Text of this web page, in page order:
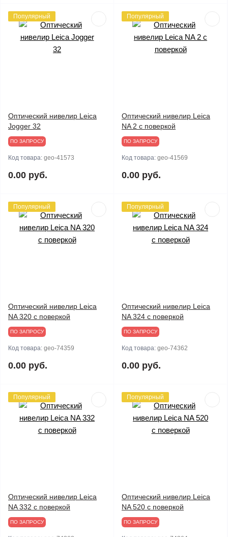
Популярный
Оптический нивелир Leica
Jogger 32
ПО ЗАПРОСУ
Код товара: geo-41573
0.00 руб.
Популярный
Оптический нивелир Leica
NA 2 с поверкой
ПО ЗАПРОСУ
Код товара: geo-41569
0.00 руб.
Популярный
Оптический нивелир Leica
NA 320 с поверкой
ПО ЗАПРОСУ
Код товара: geo-74359
0.00 руб.
Популярный
Оптический нивелир Leica
NA 324 с поверкой
ПО ЗАПРОСУ
Код товара: geo-74362
0.00 руб.
Популярный
Оптический нивелир Leica
NA 332 с поверкой
ПО ЗАПРОСУ
Популярный
Оптический нивелир Leica
NA 520 с поверкой
ПО ЗАПРОСУ